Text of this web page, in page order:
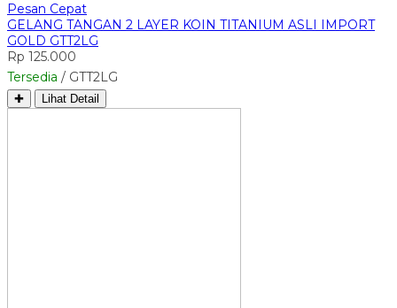
Pesan Cepat
GELANG TANGAN 2 LAYER KOIN TITANIUM ASLI IMPORT
GOLD GTT2LG
Rp 125.000
Tersedia / GTT2LG
✚ Lihat Detail